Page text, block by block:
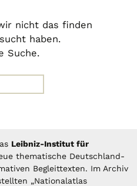
nicht das finden
haben.
Suche.
Leibniz-Institut für
thematische Deutschland-
Begleittexten. Im Archiv
„Nationalatlas